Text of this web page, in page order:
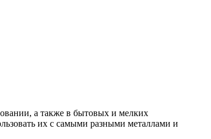
а также в бытовых и мелких
их с самыми разными металлами и